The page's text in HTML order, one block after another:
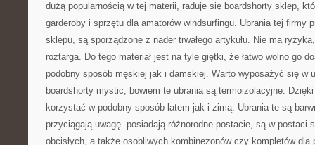
dużą popularnością w tej materii, raduje się boardshorty sklep,
garderoby i sprzętu dla amatorów windsurfingu. Ubrania tej firmy
sklepu, są sporządzone z nader trwałego artykułu. Nie ma
roztarga. Do tego materiał jest na tyle giętki, że łatwo wolno go
podobny sposób męskiej jak i damskiej. Warto wyposażyć się w
boardshorty mystic, bowiem te ubrania są termoizolacyjne.
korzystać w podobny sposób latem jak i zimą. Ubrania te są
przyciągają uwagę. posiadają różnorodne postacie, są w postaci
obcisłych, a także osobliwych kombinezonów czy kompletów dla